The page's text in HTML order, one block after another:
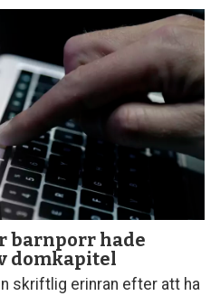
barnporr hade
domkapitel
skriftlig erinran efter att ha